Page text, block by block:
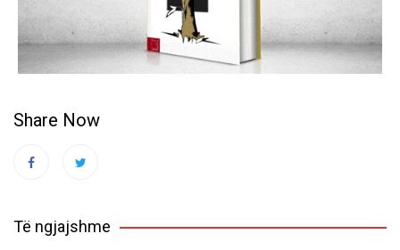
Share Now
Të ngjajshme